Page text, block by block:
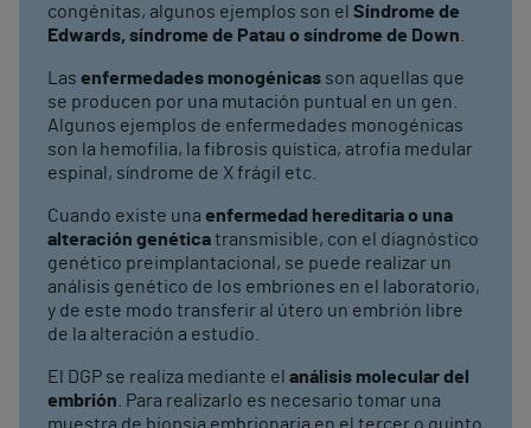
congénitas, algunos ejemplos son el Síndrome de
Edwards, síndrome de Patau o síndrome de Down
Las enfermedades monogénicas son aquellas que
se producen por una mutación puntual en un gen.
Algunos ejemplos de enfermedades monogénicas
son la hemofilia, la fibrosis quística, atrofia medular
espinal, síndrome de X frágil etc.
Cuando existe una enfermedad hereditaria o una
alteración genéticatransmisible, con el diagnóstico
genético preimplantacional, se puede realizar un
análisis genético de los embriones en el laboratorio,
y de este modo transferir al útero un embrión libre
de la alteración a estudio.
El DGP se realiza mediante el análisis molecular del
embrión . Para realizarlo es necesario tomar una
muestra de biopsia embrionaria en el tercer o quinto